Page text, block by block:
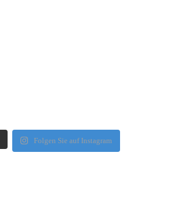
Folgen Sie auf Instagram